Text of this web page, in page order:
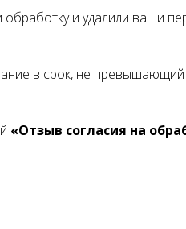
и удалили ваши
в срок, не превышающий
«Отзыв согласия на